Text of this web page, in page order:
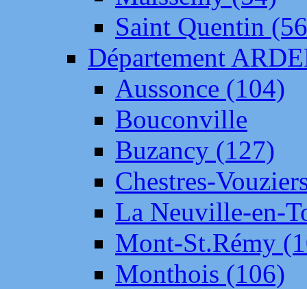
Saint Quentin
Département
Aussonce (104)
Bouconville
Buzancy (127)
Chestres-
La Neuville-en-
Mont-St.Rémy
Monthois (106)